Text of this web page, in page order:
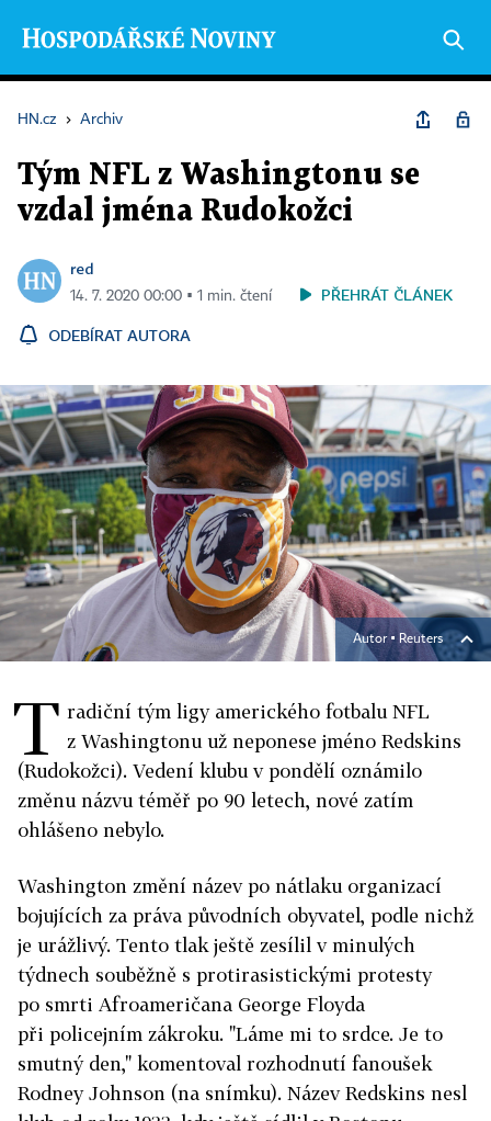
HN.cz › Archiv
Tým NFL z Washingtonu se
vzdal jména Rudokožci
red
14. 7. 2020 00:00 ▪ 1 min. čtení PŘEHRÁT ČLÁNEK
ODEBÍRAT AUTORA
Autor ▪ Reuters
T radiční tým ligy amerického fotbalu NFL
z Washingtonu už neponese jméno Redskins
(Rudokožci). Vedení klubu v pondělí oznámilo
změnu názvu téměř po 90 letech, nové zatím
ohlášeno nebylo.
Washington změní název po nátlaku organizací
bojujících za práva původních obyvatel, podle nichž
je urážlivý. Tento tlak ještě zesílil v minulých
týdnech souběžně s protirasistickými protesty
po smrti Afroameričana George Floyda
při policejním zákroku. "Láme mi to srdce. Je to
smutný den," komentoval rozhodnutí fanoušek
Rodney Johnson (na snímku). Název Redskins nesl